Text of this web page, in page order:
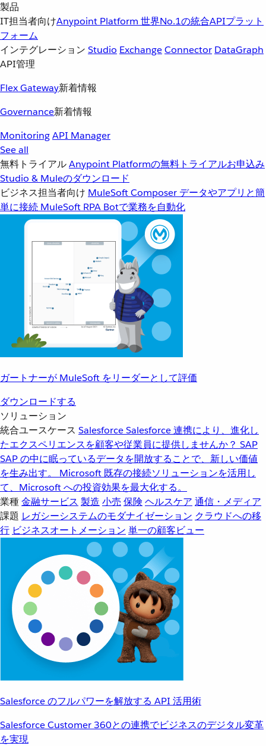
製品
IT担当者向けAnypoint Platform 世界No.1の統合APIプラット
フォーム
インテグレーション Studio ExchangeConnector DataGraph
API管理
Flex Gateway新着情報
Governance新着情報
MonitoringAPI Manager
See all
無料トライアルAnypoint Platformの無料トライアルお申込み
Studio & Muleのダウンロード
ビジネス担当者向け MuleSoft Composer データやアプリと簡
単に接続 MuleSoft RPA Botで業務を自動化
ガートナーが MuleSoft をリーダーとして評価
ダウンロードする
ソリューション
統合ユースケース SalesforceSalesforce 連携により、進化し
たエクスペリエンスを顧客や従業員に提供しませんか？ SAP
SAP の中に眠っているデータを開放することで、新しい価値
を生み出す。
Microsoft 既存の接続ソリューションを活用し
て、Microsoft への投資効果を最大化する。
業種金融サービス 製造 小売 保険 ヘルスケア 通信・メディア
課題 レガシーシステムのモダナイゼーション クラウドへの移
行 ビジネスオートメーション 単一の顧客ビュー
Salesforce のフルパワーを解放する API 活用術
Salesforce Customer 360との連携でビジネスのデジタル変革
を実現